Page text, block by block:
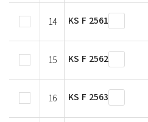
14 KS F 2561
15 KS F 2562
16 KS F 2563